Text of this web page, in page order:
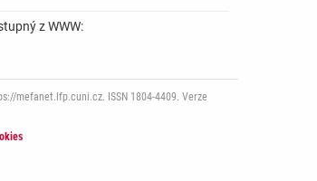
z WWW:
mefanet.lfp.cuni.cz. ISSN 1804-4409. Verze